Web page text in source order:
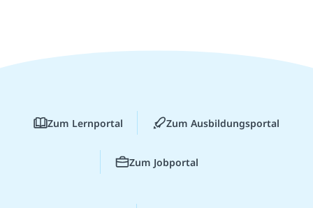
Zum Lernportal Zum Ausbildungsportal
Zum Jobportal